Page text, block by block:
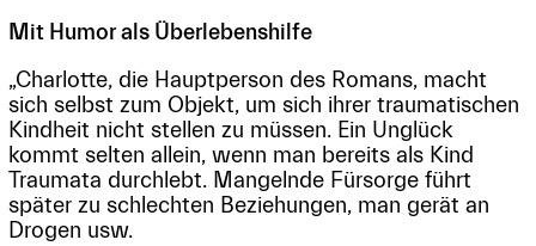
Mit Humor als Überlebenshilfe
„Charlotte, die Hauptperson des Romans, macht
sich selbst zum Objekt, um sich ihrer traumatischen
Kindheit nicht stellen zu müssen. Ein Unglück
kommt selten allein, wenn man bereits als Kind
Traumata durchlebt. Mangelnde Fürsorge führt
später zu schlechten Beziehungen, man gerät an
Drogen usw.